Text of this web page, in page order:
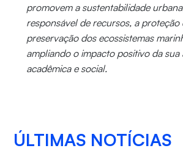
promovem a sustentabilidade
responsável de recursos, a proteção
preservação dos ecossistemas
ampliando o impacto positivo da sua
acadêmica e social.
ÚLTIMAS NOTÍCIAS